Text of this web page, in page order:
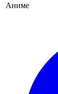
Аниме